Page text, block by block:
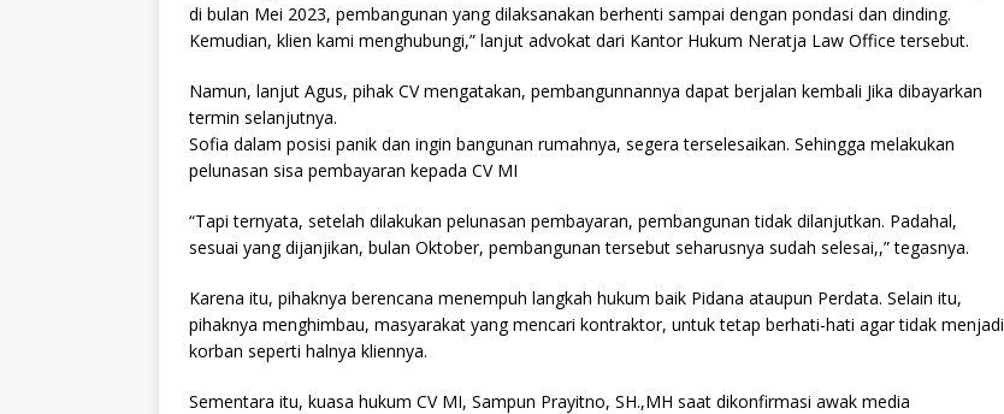
di bulan Mei 2023, pembangunan yang dilaksanakan berhenti sampai dengan pondasi dan dinding.
Kemudian, klien kami menghubungi,” lanjut advokat dari Kantor Hukum Neratja Law Office tersebut.
Namun, lanjut Agus, pihak CV mengatakan, pembangunnannya dapat berjalan kembali Jika dibayarkan
termin selanjutnya.
Sofia dalam posisi panik dan ingin bangunan rumahnya, segera terselesaikan. Sehingga melakukan
pelunasan sisa pembayaran kepada CV MI
“Tapi ternyata, setelah dilakukan pelunasan pembayaran, pembangunan tidak dilanjutkan. Padahal,
sesuai yang dijanjikan, bulan Oktober, pembangunan tersebut seharusnya sudah selesai,,” tegasnya.
Karena itu, pihaknya berencana menempuh langkah hukum baik Pidana ataupun Perdata. Selain itu,
pihaknya menghimbau, masyarakat yang mencari kontraktor, untuk tetap berhati-hati agar tidak menjadi
korban seperti halnya kliennya.
Sementara itu, kuasa hukum CV MI, Sampun Prayitno, SH.,MH saat dikonfirmasi awak media